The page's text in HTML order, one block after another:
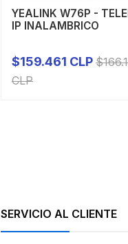
YEALINK W76P -
IP INALAMBRICO
+
-
$159.461 CLP
CLP
SERVICIO AL CLIENTE